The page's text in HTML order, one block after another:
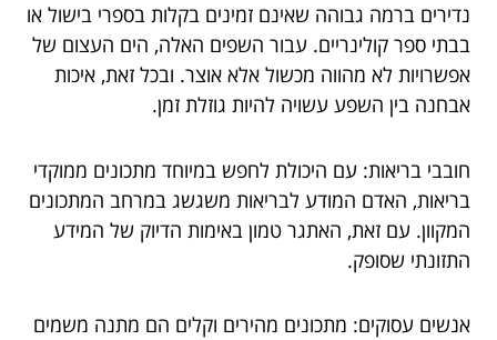
נדירים ברמה גבוהה שאינם זמינים בקלות בספרי בישול או
בבתי ספר קולינריים. עבור השפים האלה, הים העצום של
אפשרויות לא מהווה מכשול אלא אוצר. ובכל זאת, איכות
אבחנה בין השפע עשויה להיות גוזלת זמן.
חובבי בריאות: עם היכולת לחפש במיוחד מתכונים ממוקדי
בריאות, האדם המודע לבריאות משגשג במרחב המתכונים
המקוון. עם זאת, האתגר טמון באימות הדיוק של המידע
התזונתי שסופק.
אנשים עסוקים: מתכונים מהירים וקלים הם מתנה משמים